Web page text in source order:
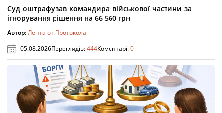
Суд оштрафував командира військової частини за
ігнорування рішення на 66 560 грн
Автор:Лента от Протокола
05.08.2026Переглядів:444Коментарі:0